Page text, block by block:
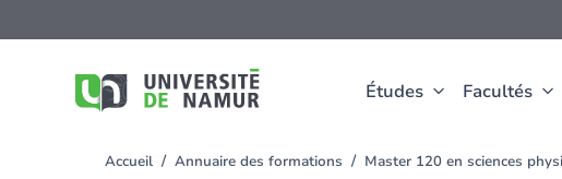
Études Facultés
au
You
Accueil Annuaire des formations Master 120 en sciences